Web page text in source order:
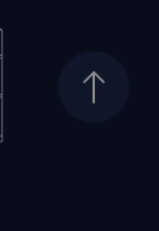
Haut